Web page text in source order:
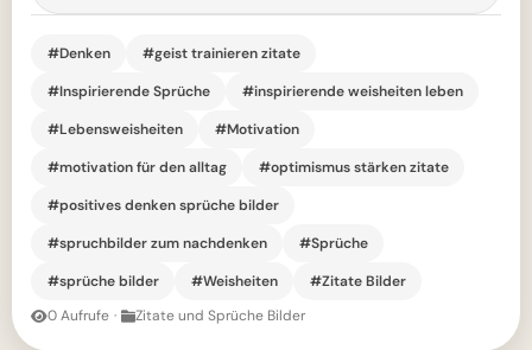
#Denken
#geist trainieren zitate
#Inspirierende Sprüche
#inspirierende weisheiten leben
#Lebensweisheiten
#Motivation
#motivation für den alltag
#optimismus stärken zitate
#positives denken sprüche bilder
#spruchbilder zum nachdenken
#Sprüche
#sprüche bilder
#Weisheiten
#Zitate Bilder
0 Aufrufe · Zitate und Sprüche Bilder